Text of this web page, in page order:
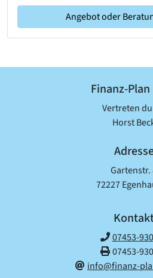
Angebot oder
Finanz-
Vertreten
Horst
Gartenstr.
72227
07453-
07453-
info@finanz-